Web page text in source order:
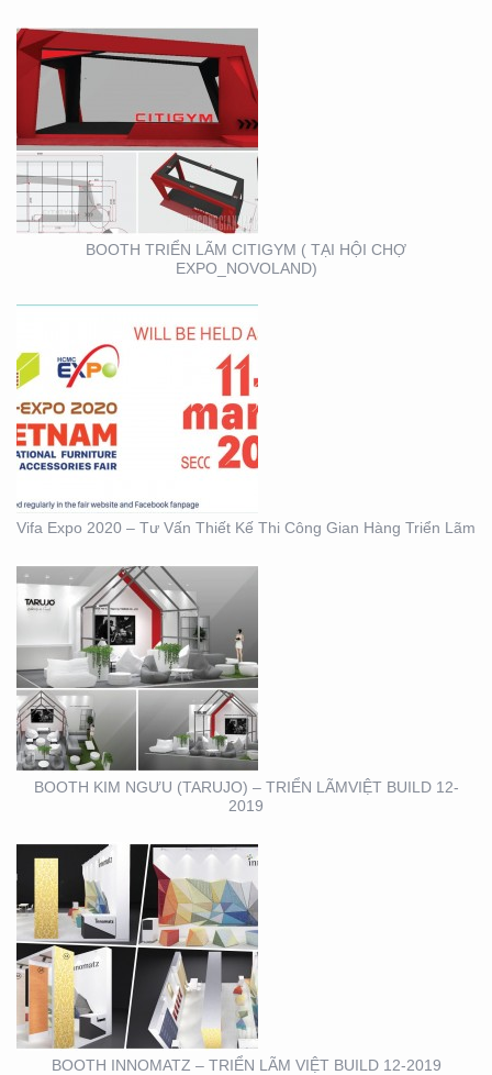
BOOTH TRIỂN LÃM CITIGYM ( TẠI HỘI CHỢ
EXPO_NOVOLAND)
VIFA EXPO 2020 – TƯ
VẤN THIẾT KẾ THI
CÔNG GIAN HÀNG
TRIỂN LÃM
Vifa Expo 2020 – Tư Vấn Thiết Kế Thi Công Gian Hàng Triển Lãm
BOOTH KIM NGƯU
(TARUJO) – TRIỂN
LÃMVIỆT BUILD 12-2019
BOOTH KIM NGƯU (TARUJO) – TRIỂN LÃMVIỆT BUILD 12-
2019
BOOTH INNOMATZ –
TRIỂN LÃM VIỆT BUILD
12-2019
BOOTH INNOMATZ – TRIỂN LÃM VIỆT BUILD 12-2019
SHOWROOM – CỬA
HÀNG – CITIGYM – BẾN
VÂN ĐỒN , Q4